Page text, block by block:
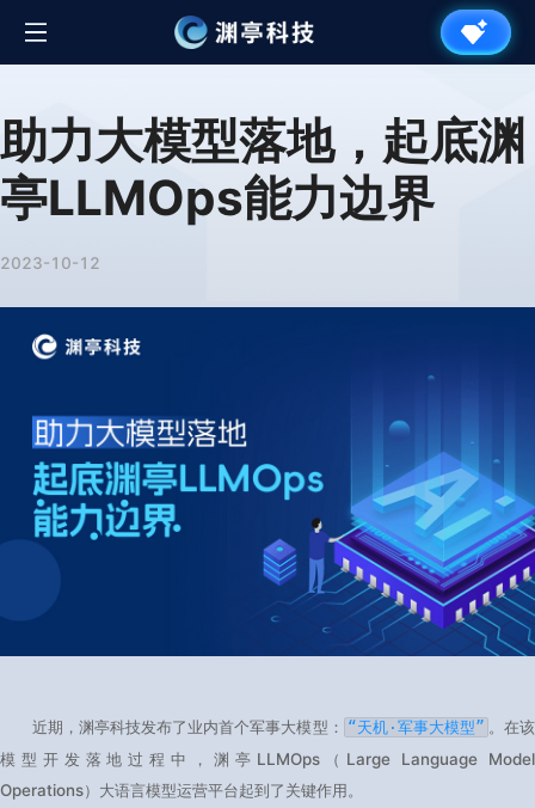
助力大模型落地，起底渊
亭LLMOps能力边界
2023-10-12
近期，渊亭科技发布了业内首个军事大模型：​ ​“天机·军事大模型”​ ​。在该
模型开发落地过程中，渊亭LLMOps（Large Language Model
Operations）大语言模型运营平台起到了关键作用。